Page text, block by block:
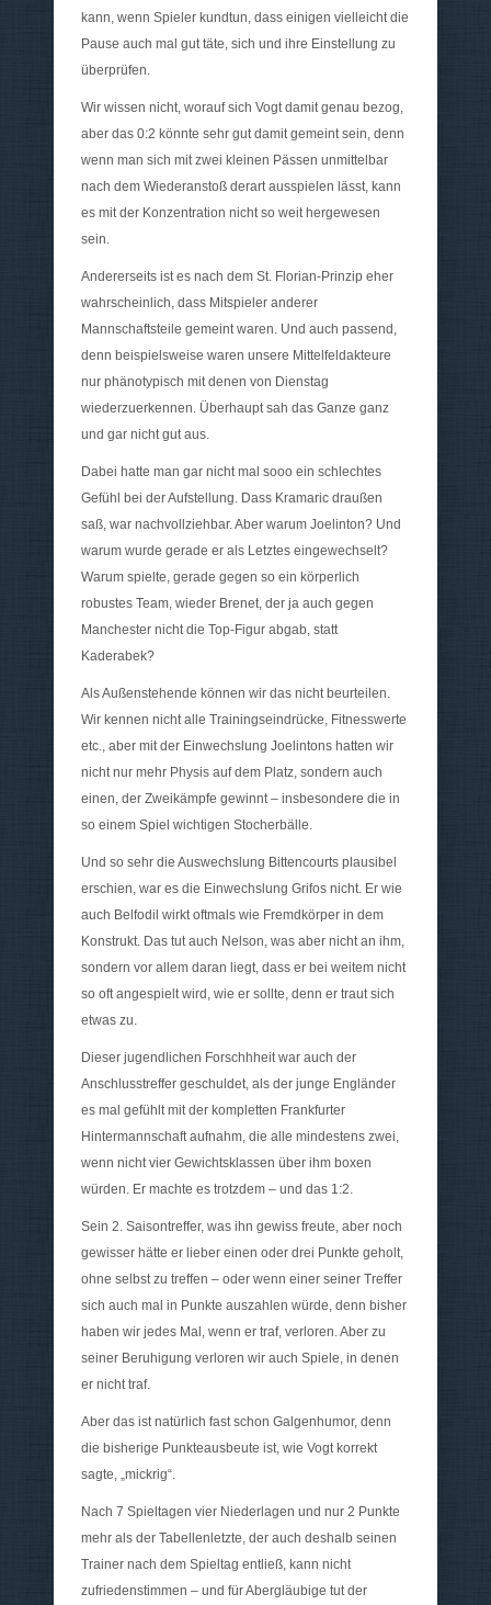
kann, wenn Spieler kundtun, dass einigen vielleicht die
Pause auch mal gut täte, sich und ihre Einstellung zu
überprüfen.
Wir wissen nicht, worauf sich Vogt damit genau bezog,
aber das 0:2 könnte sehr gut damit gemeint sein, denn
wenn man sich mit zwei kleinen Pässen unmittelbar
nach dem Wiederanstoß derart ausspielen lässt, kann
es mit der Konzentration nicht so weit hergewesen
sein.
Andererseits ist es nach dem St. Florian-Prinzip eher
wahrscheinlich, dass Mitspieler anderer
Mannschaftsteile gemeint waren. Und auch passend,
denn beispielsweise waren unsere Mittelfeldakteure
nur phänotypisch mit denen von Dienstag
wiederzuerkennen. Überhaupt sah das Ganze ganz
und gar nicht gut aus.
Dabei hatte man gar nicht mal sooo ein schlechtes
Gefühl bei der Aufstellung. Dass Kramaric draußen
saß, war nachvollziehbar. Aber warum Joelinton? Und
warum wurde gerade er als Letztes eingewechselt?
Warum spielte, gerade gegen so ein körperlich
robustes Team, wieder Brenet, der ja auch gegen
Manchester nicht die Top-Figur abgab, statt
Kaderabek?
Als Außenstehende können wir das nicht beurteilen.
Wir kennen nicht alle Trainingseindrücke, Fitnesswerte
etc., aber mit der Einwechslung Joelintons hatten wir
nicht nur mehr Physis auf dem Platz, sondern auch
einen, der Zweikämpfe gewinnt – insbesondere die in
so einem Spiel wichtigen Stocherbälle.
Und so sehr die Auswechslung Bittencourts plausibel
erschien, war es die Einwechslung Grifos nicht. Er wie
auch Belfodil wirkt oftmals wie Fremdkörper in dem
Konstrukt. Das tut auch Nelson, was aber nicht an ihm,
sondern vor allem daran liegt, dass er bei weitem nicht
so oft angespielt wird, wie er sollte, denn er traut sich
etwas zu.
Dieser jugendlichen Forschhheit war auch der
Anschlusstreffer geschuldet, als der junge Engländer
es mal gefühlt mit der kompletten Frankfurter
Hintermannschaft aufnahm, die alle mindestens zwei,
wenn nicht vier Gewichtsklassen über ihm boxen
würden. Er machte es trotzdem – und das 1:2.
Sein 2. Saisontreffer, was ihn gewiss freute, aber noch
gewisser hätte er lieber einen oder drei Punkte geholt,
ohne selbst zu treffen – oder wenn einer seiner Treffer
sich auch mal in Punkte auszahlen würde, denn bisher
haben wir jedes Mal, wenn er traf, verloren. Aber zu
seiner Beruhigung verloren wir auch Spiele, in denen
er nicht traf.
Aber das ist natürlich fast schon Galgenhumor, denn
die bisherige Punkteausbeute ist, wie Vogt korrekt
sagte, „mickrig“.
Nach 7 Spieltagen vier Niederlagen und nur 2 Punkte
mehr als der Tabellenletzte, der auch deshalb seinen
Trainer nach dem Spieltag entließ, kann nicht
zufriedenstimmen – und für Abergläubige tut der